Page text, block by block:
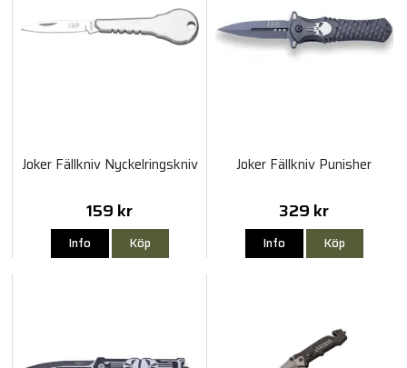
Joker Fällkniv Nyckelringskniv
159 kr
Info Köp
Joker Fällkniv Punisher
329 kr
Info Köp